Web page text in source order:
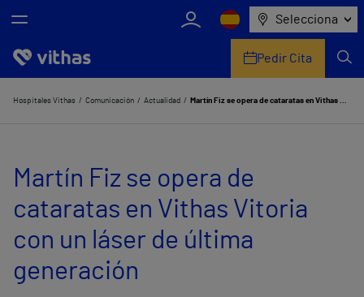
Selecciona
Nosotros
Servicios de salud
Equipo médico y asistencial
Pedir Cita
Hospitales Vithas Comunicación Actualidad Martín Fiz se opera de cataratas en Vithas Vitoria con un láser de última generación
Martín Fiz se opera de
cataratas en Vithas Vitoria
con un láser de última
generación